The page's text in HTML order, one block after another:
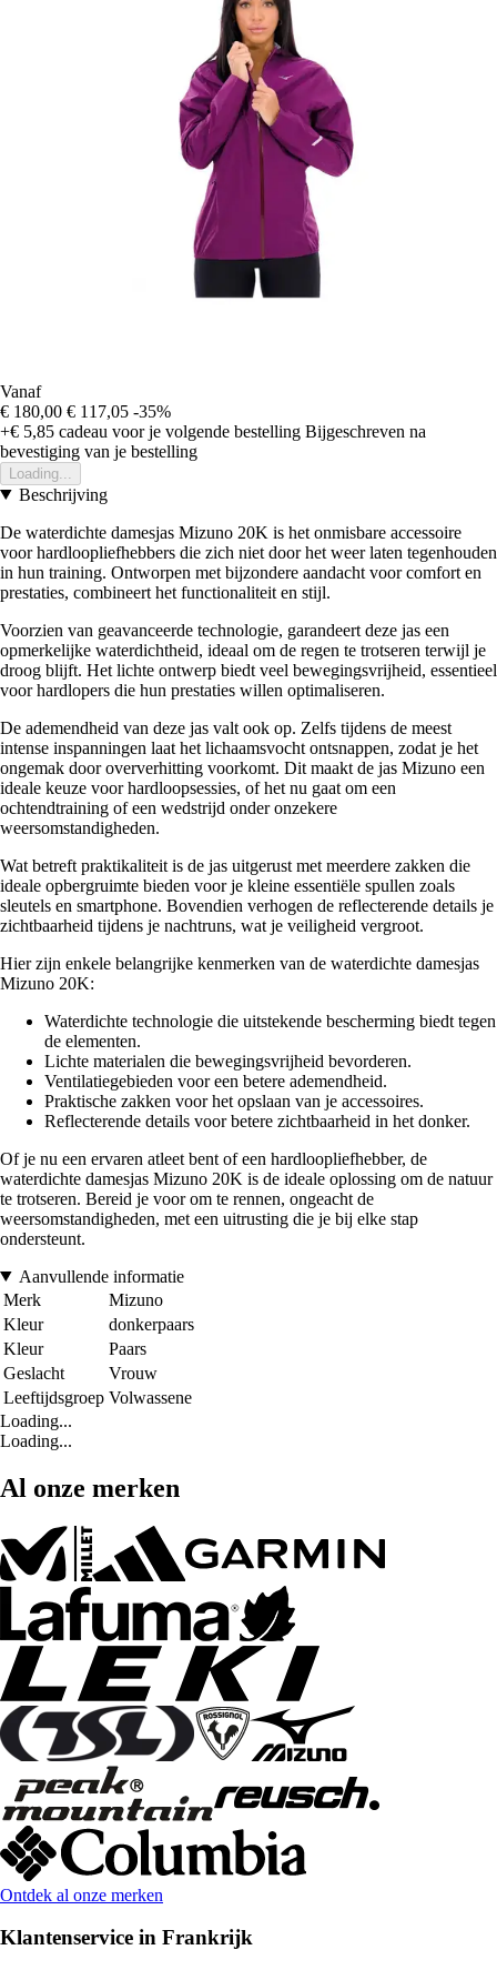
Vanaf
€ 180,00 € 117,05 -35%
+€ 5,85 cadeau voor je volgende bestelling Bijgeschreven na
bevestiging van je bestelling
Loading...
Beschrijving
De waterdichte damesjas Mizuno 20K is het onmisbare accessoire
voor hardloopliefhebbers die zich niet door het weer laten tegenhouden
in hun training. Ontworpen met bijzondere aandacht voor comfort en
prestaties, combineert het functionaliteit en stijl.
Voorzien van geavanceerde technologie, garandeert deze jas een
opmerkelijke waterdichtheid, ideaal om de regen te trotseren terwijl je
droog blijft. Het lichte ontwerp biedt veel bewegingsvrijheid, essentieel
voor hardlopers die hun prestaties willen optimaliseren.
De ademendheid van deze jas valt ook op. Zelfs tijdens de meest
intense inspanningen laat het lichaamsvocht ontsnappen, zodat je het
ongemak door oververhitting voorkomt. Dit maakt de jas Mizuno een
ideale keuze voor hardloopsessies, of het nu gaat om een
ochtendtraining of een wedstrijd onder onzekere
weersomstandigheden.
Wat betreft praktikaliteit is de jas uitgerust met meerdere zakken die
ideale opbergruimte bieden voor je kleine essentiële spullen zoals
sleutels en smartphone. Bovendien verhogen de reflecterende details je
zichtbaarheid tijdens je nachtruns, wat je veiligheid vergroot.
Hier zijn enkele belangrijke kenmerken van de waterdichte damesjas
Mizuno 20K:
Waterdichte technologie die uitstekende bescherming biedt tegen
de elementen.
Lichte materialen die bewegingsvrijheid bevorderen.
Ventilatiegebieden voor een betere ademendheid.
Praktische zakken voor het opslaan van je accessoires.
Reflecterende details voor betere zichtbaarheid in het donker.
Of je nu een ervaren atleet bent of een hardloopliefhebber, de
waterdichte damesjas Mizuno 20K is de ideale oplossing om de natuur
te trotseren. Bereid je voor om te rennen, ongeacht de
weersomstandigheden, met een uitrusting die je bij elke stap
ondersteunt.
Aanvullende informatie
Merk
Mizuno
Kleur
donkerpaars
Kleur
Paars
Geslacht
Vrouw
Leeftijdsgroep Volwassene
Loading...
Loading...
Al onze merken
Ontdek al onze merken
Klantenservice in Frankrijk